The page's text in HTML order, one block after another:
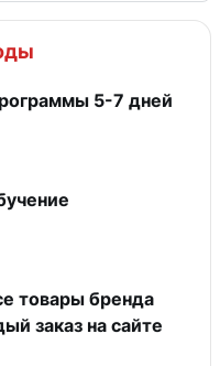
5-7 дней
товары бренда
заказ на сайте